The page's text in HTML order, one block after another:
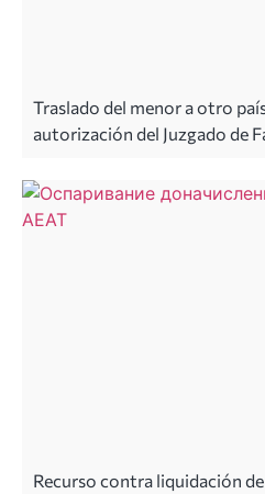
Traslado del menor a otro
autorización del Juzgado de
Recurso contra liquidación